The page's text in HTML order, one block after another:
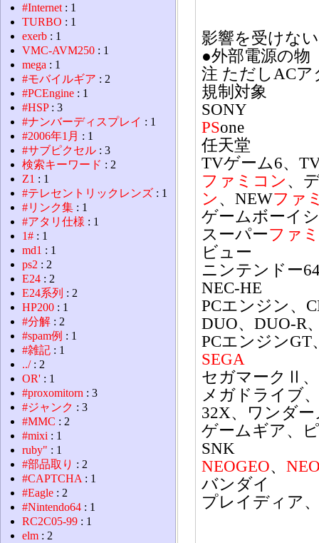
影響を受けな
●外部電源の物
注 ただしACア
規制対象
SONY
PSone
任天堂
TVゲーム6、
ファミコン 、
ン 、NEWファ
ゲームボーイ
スーパーファ
ビュー
ニンテンドー
NEC-HE
PCエンジン、
DUO、DUO-R
PCエンジンGT
SEGA
セガマークⅡ
メガドライブ
32X、ワンダ
ゲームギア、
SNK
NEOGEO、
バンダイ
プレイディア
#Internet : 1
TURBO : 1
exerb : 1
VMC-AVM250 : 1
mega : 1
#モバイルギア : 2
#PCEngine : 1
#HSP: 3
#ナンバーディスプレイ : 1
#2006年1月 : 1
#サブピクセル : 3
検索キーワード : 2
Z1 : 1
#テレセントリックレンズ : 1
#リンク集 : 1
#アタリ仕様 : 1
1# : 1
md1 : 1
ps2 : 2
E24 : 2
E24系列 : 2
HP200 : 1
#分解 : 2
#spam例 : 1
#雑記 : 1
../: 2
OR' : 1
#proxomitorn : 3
#ジャンク : 3
#MMC : 2
#mixi : 1
ruby" : 1
#部品取り : 2
#CAPTCHA : 1
#Eagle : 2
#Nintendo64 : 1
RC2C05-99 : 1
elm : 2